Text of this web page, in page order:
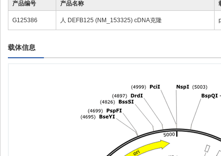
产品编号 产品名称
G125386 人 DEFB125 (NM_153325) cDNA克隆
载体信息